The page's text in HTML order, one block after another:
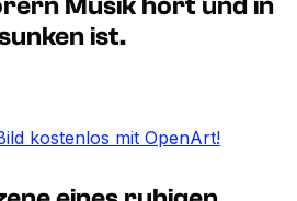
ist.
kostenlos mit OpenArt!